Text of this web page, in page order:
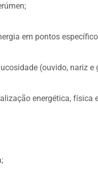
em pontos
(ouvido, nariz e
energética, física